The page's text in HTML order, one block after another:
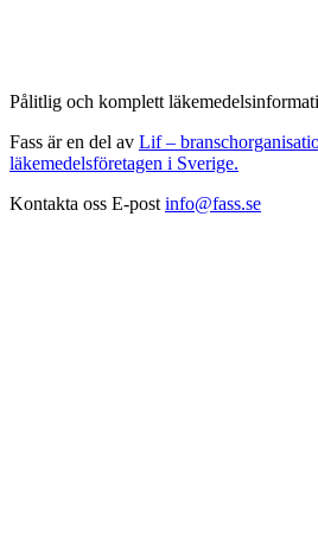
Pålitlig och komplett
Fass är en del av Lif –
läkemedelsföretagen i Sverige.
Kontakta oss E-post info@fass.se